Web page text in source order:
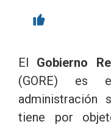
El Gobierno
(GORE) es
tiene por